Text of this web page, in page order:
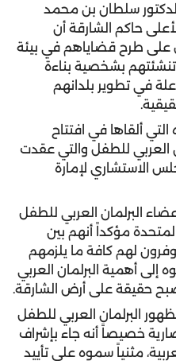
سلطان بن محمد
حاكم الشارقة أن
على طرح قضاياهم في بيئة
بشخصية بناءة
في تطوير بلدانهم
ألقاها في افتتاح
العربي للطفل والتي عقدت
الاستشاري لإمارة
البرلمان العربي للطفل
مؤكداً أنهم بين
لهم كافة ما يلزمهم
إلى أهمية البرلمان العربي
حقيقة على أرض الشارقة.
البرلمان العربي للطفل
خصيصاً أنه جاء بإشراف
مثنياً سموه على تأييد